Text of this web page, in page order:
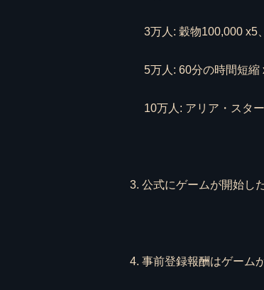
3万人: 穀物100,000 x5
5万人: 60分の時間短縮
10万人: アリア・スタ
3. 公式にゲームが開始し
4. 事前登録報酬はゲーム